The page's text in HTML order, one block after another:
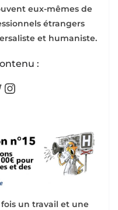
eux-mêmes de
étrangers
et humaniste.
:
Instagram
un travail et une